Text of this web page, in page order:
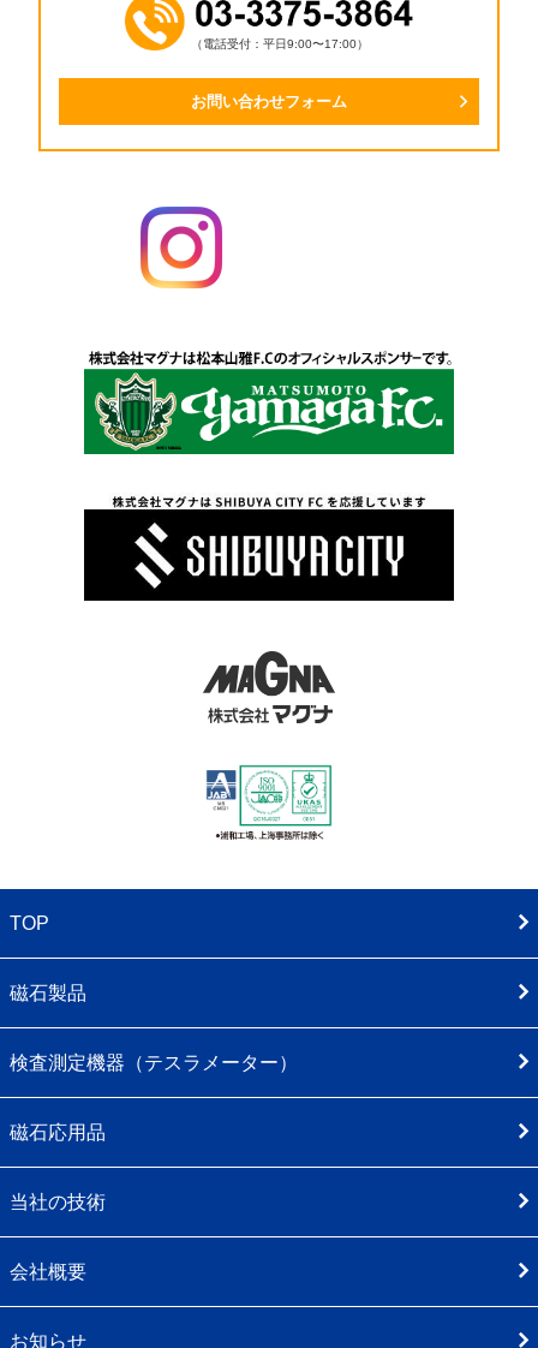
（電話受付：平日9:00〜17:00）
お問い合わせフォーム
TOP
磁石製品
検査測定機器（テスラメーター）
磁石応用品
当社の技術
会社概要
お知らせ